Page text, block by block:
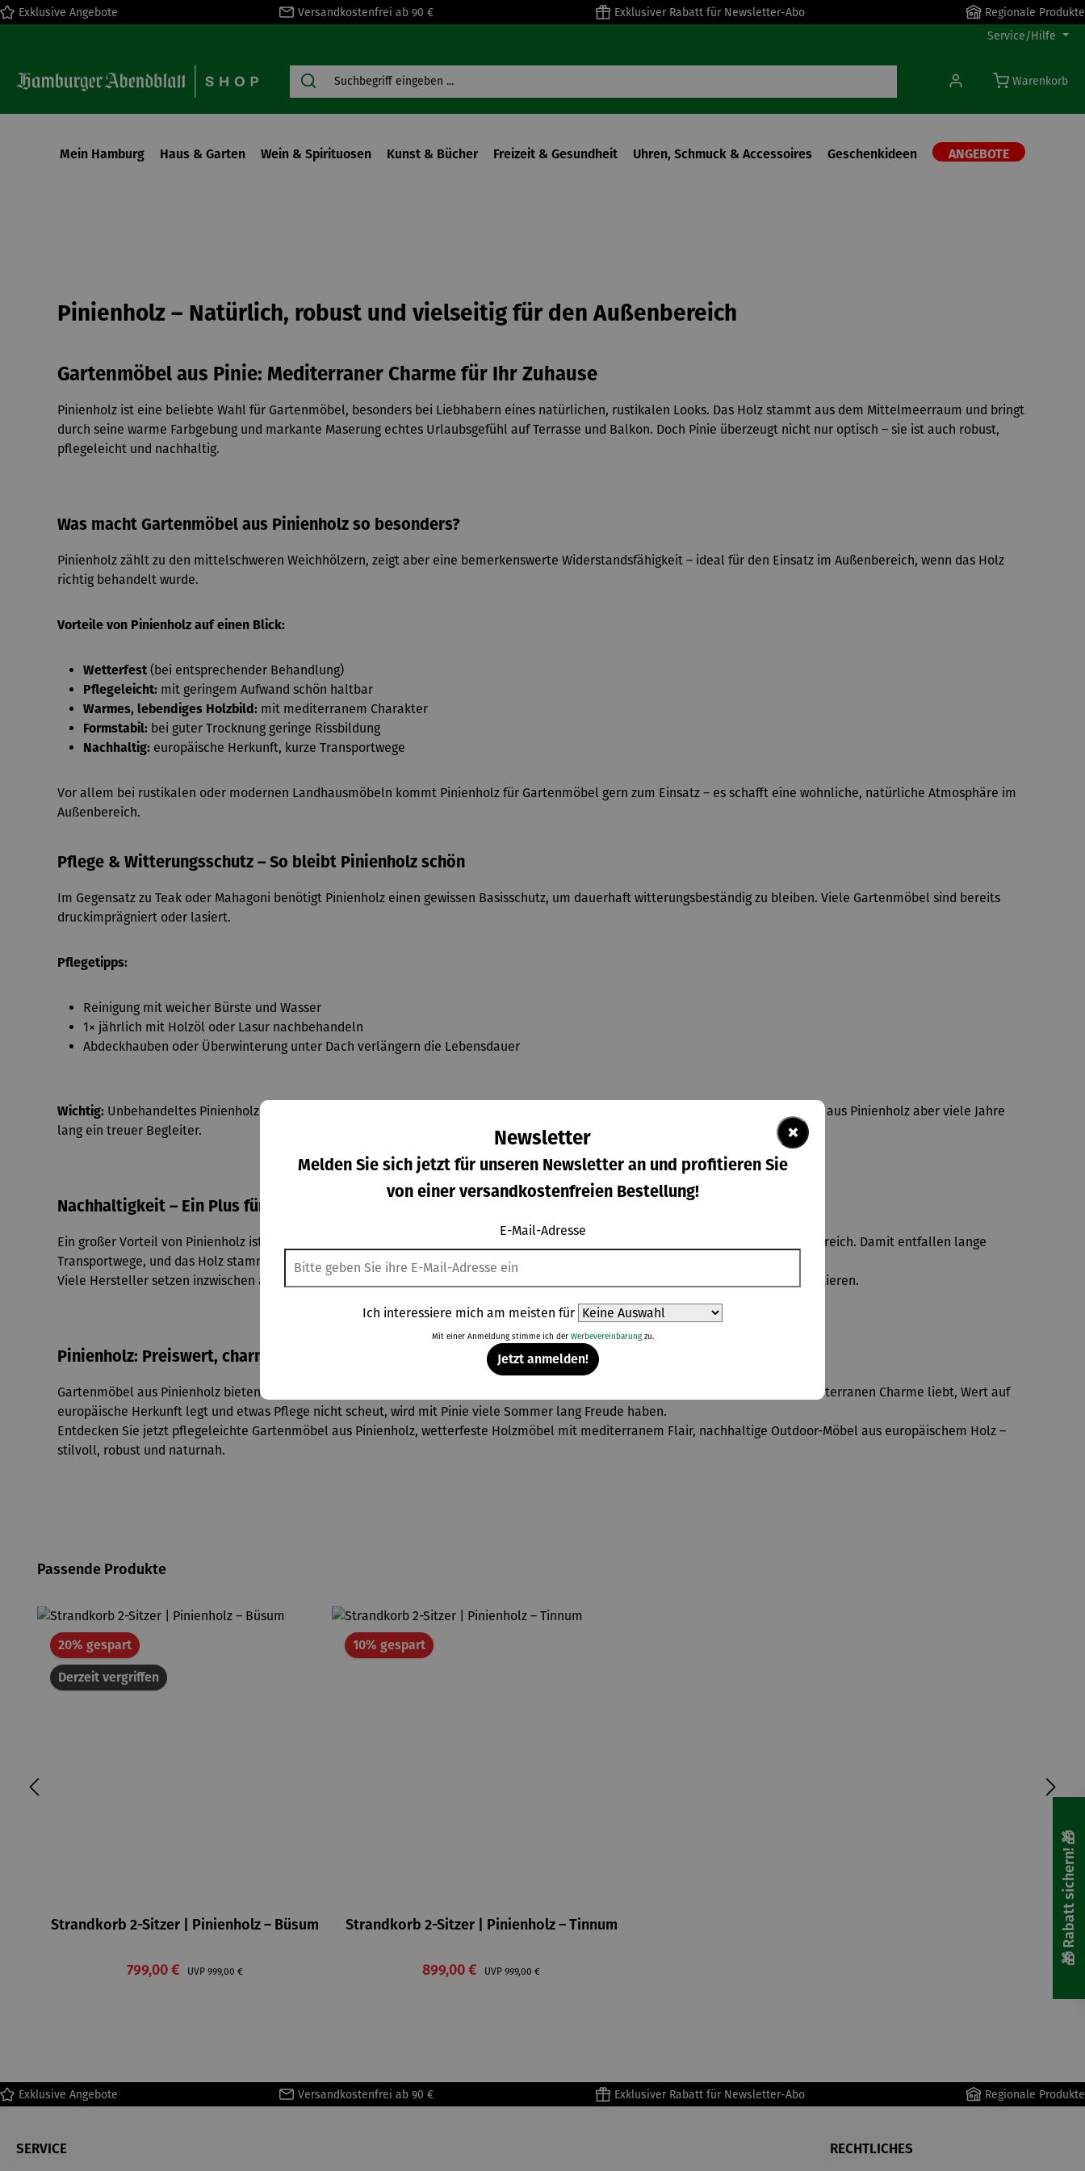
Zur Hauptnavigation springen
Exklusive Angebote Versandkostenfrei ab 90 € Exklusiver Rabatt für Newsletter-Abo
Regionale Produkte
Service/Hilfe
Warenkorb
Mein Hamburg Haus & Garten Wein & Spirituosen Kunst & Bücher Freizeit & Gesundheit Uhren, Schmuck & Accessoires Geschenkideen ANGEBOTE
Pinienholz – Natürlich, robust und vielseitig für den Außenbereich
Gartenmöbel aus Pinie: Mediterraner Charme für Ihr Zuhause
Pinienholz ist eine beliebte Wahl für Gartenmöbel, besonders bei Liebhabern eines natürlichen, rustikalen Looks. Das Holz stammt aus dem Mittelmeerraum und bringt
durch seine warme Farbgebung und markante Maserung echtes Urlaubsgefühl auf Terrasse und Balkon. Doch Pinie überzeugt nicht nur optisch – sie ist auch robust,
pflegeleicht und nachhaltig.
Was macht Gartenmöbel aus Pinienholz so besonders?
Pinienholz zählt zu den mittelschweren Weichhölzern, zeigt aber eine bemerkenswerte Widerstandsfähigkeit – ideal für den Einsatz im Außenbereich, wenn das Holz
richtig behandelt wurde.
Vorteile von Pinienholz auf einen Blick:
Wetterfest (bei entsprechender Behandlung)
Pflegeleicht: mit geringem Aufwand schön haltbar
Warmes, lebendiges Holzbild: mit mediterranem Charakter
Formstabil: bei guter Trocknung geringe Rissbildung
Nachhaltig: europäische Herkunft, kurze Transportwege
Vor allem bei rustikalen oder modernen Landhausmöbeln kommt Pinienholz für Gartenmöbel gern zum Einsatz – es schafft eine wohnliche, natürliche Atmosphäre im
Außenbereich.
Pflege & Witterungsschutz – So bleibt Pinienholz schön
Im Gegensatz zu Teak oder Mahagoni benötigt Pinienholz einen gewissen Basisschutz, um dauerhaft witterungsbeständig zu bleiben. Viele Gartenmöbel sind bereits
druckimprägniert oder lasiert.
Pflegetipps:
Reinigung mit weicher Bürste und Wasser
1× jährlich mit Holzöl oder Lasur nachbehandeln
Abdeckhauben oder Überwinterung unter Dach verlängern die Lebensdauer
Wichtig: Unbehandeltes Pinienholz sollte nicht dauerhaft Regen und Feuchtigkeit ausgesetzt sein. Bei guter Pflege sind Gartenmöbel aus Pinienholz aber viele Jahre
lang ein treuer Begleiter.
Nachhaltigkeit – Ein Plus für Umweltbewusste
Ein großer Vorteil von Pinienholz ist seine regionale Verfügbarkeit: Es wächst in Südeuropa, besonders in Spanien, Portugal und Frankreich. Damit entfallen lange
Transportwege, und das Holz stammt oft aus nachhaltig bewirtschafteten Forsten.
Viele Hersteller setzen inzwischen auf FSC®- oder PEFC-zertifiziertes Pinienholz, um eine verantwortungsvolle Waldnutzung zu garantieren.
Pinienholz: Preiswert, charmant und natürlich für draußen
Gartenmöbel aus Pinienholz bieten einen attraktiven Kompromiss aus natürlicher Optik, Funktionalität und Nachhaltigkeit. Wer mediterranen Charme liebt, Wert auf
europäische Herkunft legt und etwas Pflege nicht scheut, wird mit Pinie viele Sommer lang Freude haben.
Entdecken Sie jetzt pflegeleichte Gartenmöbel aus Pinienholz, wetterfeste Holzmöbel mit mediterranem Flair, nachhaltige Outdoor-Möbel aus europäischem Holz –
stilvoll, robust und naturnah.
Produktgalerie überspringen
Passende Produkte
Derzeit vergriffen
20% gespartRabatt
Strandkorb 2-Sitzer | Pinienholz – Büsum
Verkaufspreis:
799,00 € UVP Regulärer Preis:
999,00 €
10% gespartRabatt
Strandkorb 2-Sitzer | Pinienholz – Tinnum
Verkaufspreis:
899,00 € UVP Regulärer Preis:
999,00 €
Exklusive Angebote Versandkostenfrei ab 90 € Exklusiver Rabatt für Newsletter-Abo Regionale Produkte
SERVICE RECHTLICHES
🎁 Rabatt sichern! 🎁
×
Newsletter
Melden Sie sich jetzt für unseren Newsletter an und profitieren Sie
von einer versandkostenfreien Bestellung!
E-Mail-Adresse
Ich interessiere mich am meisten für
Mit einer Anmeldung stimme ich der Werbevereinbarungzu.
Jetzt anmelden!